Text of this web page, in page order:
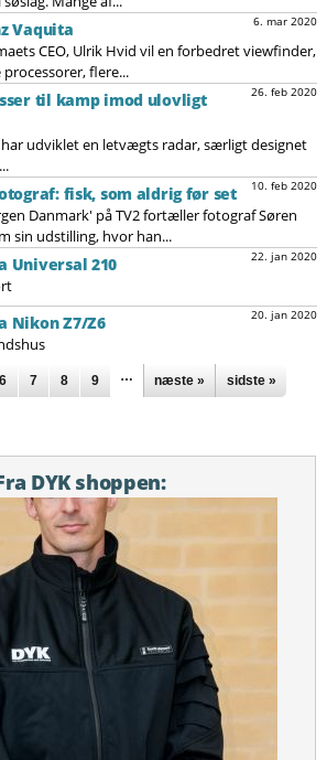
6. mar 2020
Vaquita
CEO, Ulrik Hvid vil en forbedret viewfinder,
flere...
26. feb 2020
til kamp imod ulovligt
har udviklet en letvægts radar, særligt designet
10. feb 2020
fisk, som aldrig før set
Danmark' på TV2 fortæller fotograf Søren
sin udstilling, hvor han...
22. jan 2020
Universal 210
20. jan 2020
Nikon Z7/Z6
6 7 8 9 … næste » sidste »
DYK shoppen: